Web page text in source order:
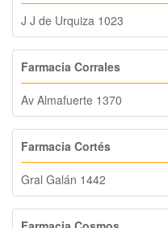
J J de Urquiza 1023
Farmacia Corrales
Av Almafuerte 1370
Farmacia Cortés
Gral Galán 1442